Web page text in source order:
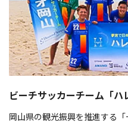
ビーチサッカーチーム「
岡山県の観光振興を推進する